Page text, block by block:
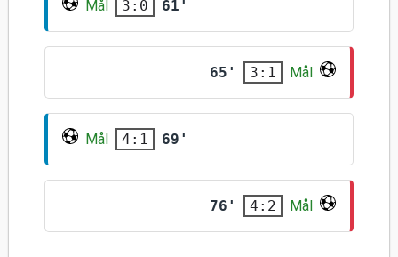
Mål 3:0 61'
65' 3:1 Mål
Mål 4:1 69'
76' 4:2 Mål